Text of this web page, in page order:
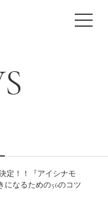
定！！『アイシナモ
になるための56のコツ